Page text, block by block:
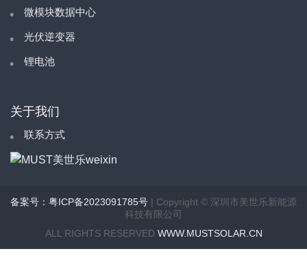
微模块数据中心
光伏逆变器
锂电池
关于我们
联系方式
备案号：粤ICP备2023091785号 | Copyright © 深圳市美世乐新能源
科技有限公司
ALL RIGHTS RESERVED WWW.MUSTSOLAR.CN